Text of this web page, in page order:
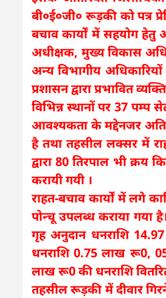
बी०ई०जी० रूड़की को पत्र
बचाव कार्यों में सहयोग हेतु
अधीक्षक, मुख्य विकास
अन्य विभागीय
प्रशासन द्वारा प्रभावित
विभिन्न स्थानों पर 37 पम्प
आवश्यकता के मद्देनजर
है तथा तहसील लक्सर में
द्वारा 80 तिरपाल भी
करायी गयी ।
राहत-बचाव कार्यों में लगे
पोन्चू उपलब्ध कराया गया
गृह अनुदान धनराशि
धनराशि 0.75 लाख रू0,
लाख रू0 की धनराशि
तहसील रूड़की में दीवार